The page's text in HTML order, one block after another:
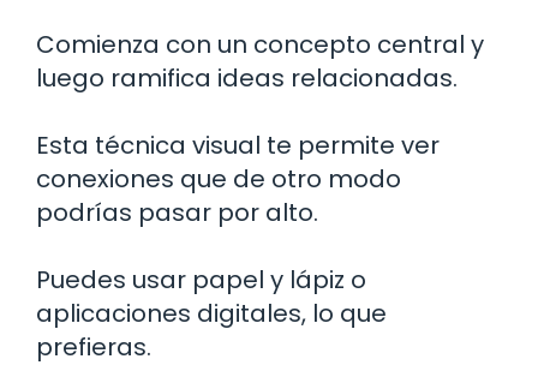
Comienza con un concepto central y
luego ramifica ideas relacionadas.
Esta técnica visual te permite ver
conexiones que de otro modo
podrías pasar por alto.
Puedes usar papel y lápiz o
aplicaciones digitales, lo que
prefieras.